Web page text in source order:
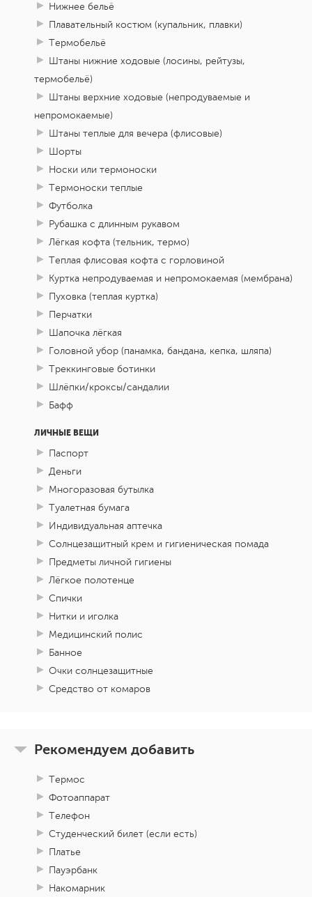
Нижнее бельё
Плавательный костюм (купальник, плавки)
Термобельё
Штаны нижние ходовые (лосины, рейтузы,
термобельё)
Штаны верхние ходовые (непродуваемые и
непромокаемые)
Штаны теплые для вечера (флисовые)
Шорты
Носки или термоноски
Термоноски теплые
Футболка
Рубашка с длинным рукавом
Лёгкая кофта (тельник, термо)
Теплая флисовая кофта с горловиной
Куртка непродуваемая и непромокаемая (мембрана)
Пуховка (теплая куртка)
Перчатки
Шапочка лёгкая
Головной убор (панамка, бандана, кепка, шляпа)
Треккинговые ботинки
Шлёпки/кроксы/сандалии
Бафф
ЛИЧНЫЕ ВЕЩИ
Паспорт
Деньги
Многоразовая бутылка
Туалетная бумага
Индивидуальная аптечка
Солнцезащитный крем и гигиеническая помада
Предметы личной гигиены
Лёгкое полотенце
Спички
Нитки и иголка
Медицинский полис
Банное
Очки солнцезащитные
Средство от комаров
Рекомендуем добавить
Термос
Фотоаппарат
Телефон
Студенческий билет (если есть)
Платье
Пауэрбанк
Накомарник